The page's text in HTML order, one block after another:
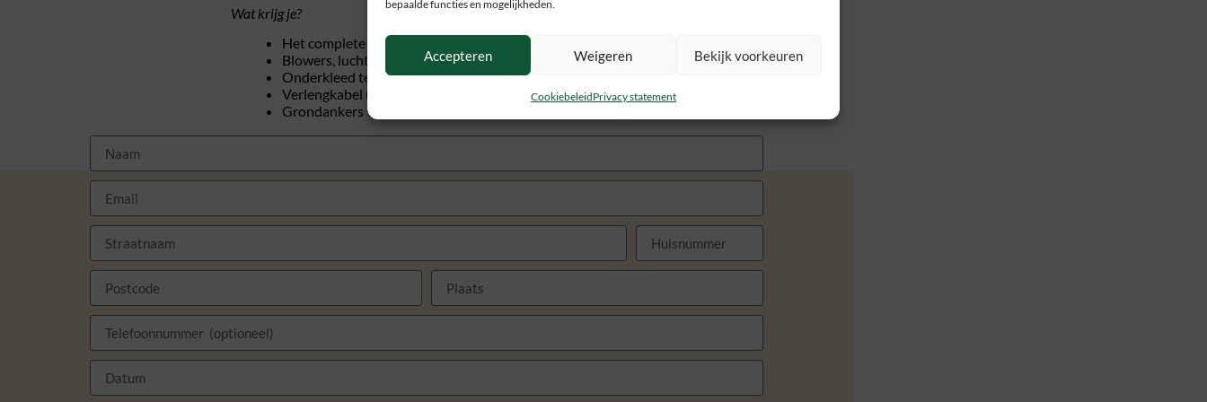
bepaalde functies en mogelijkheden.
Accepteren Weigeren Bekijk voorkeuren
CookiebeleidPrivacy statement
Wat krijg je?
Het complete kussen
Blowers, luchtpompen
Onderkleed ter bescherming
Verlengkabel (haspel, verlengde stroomkabel)
Grondankers voor vastzetten toestel